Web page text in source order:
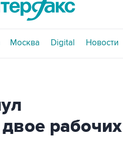
Москва Digital Новости
рабочих